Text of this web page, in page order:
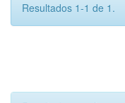
Resultados 1-1 de 1.